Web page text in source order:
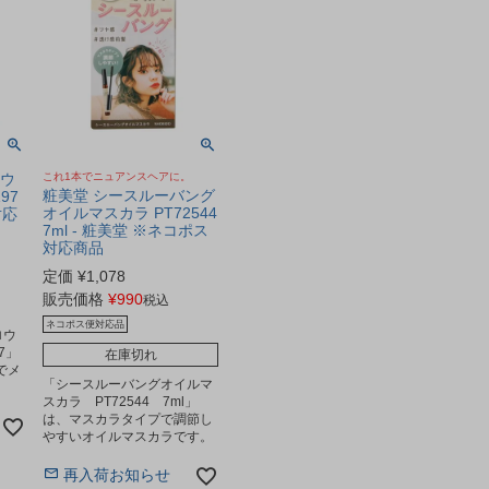
メ
これ1本でニュアンスヘアに。
粧美堂 シースルーバング
オイルマスカラ PT72544
7ml - 粧美堂 ※ネコポス
対応商品
定価 ¥1,078
販売価格 ¥990税込
ネコポス便対応品
在庫切れ
「シースルーバングオイルマ
スカラ PT72544 7ml」
は、マスカラタイプで調節し
やすいオイルマスカラです。
再入荷お知らせ